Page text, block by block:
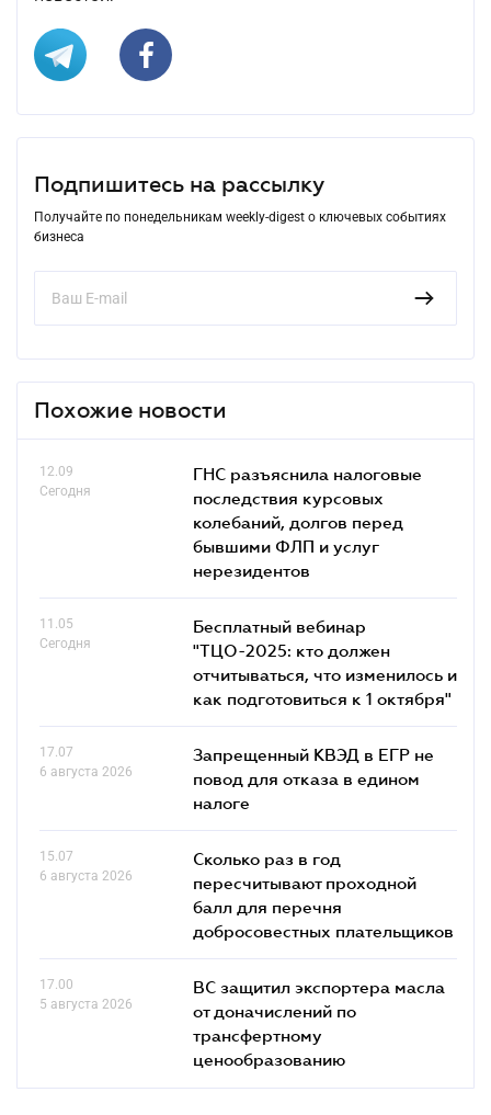
Подпишитесь на рассылку
Получайте по понедельникам weekly-digest о ключевых событиях
бизнеса
Похожие новости
12.09
Сегодня
ГНС разъяснила налоговые
последствия курсовых
колебаний, долгов перед
бывшими ФЛП и услуг
нерезидентов
11.05
Сегодня
Бесплатный вебинар
"ТЦО-2025: кто должен
отчитываться, что изменилось и
как подготовиться к 1 октября"
17.07
6 августа 2026
Запрещенный КВЭД в ЕГР не
повод для отказа в едином
налоге
15.07
6 августа 2026
Сколько раз в год
пересчитывают проходной
балл для перечня
добросовестных плательщиков
17.00
5 августа 2026
ВС защитил экспортера масла
от доначислений по
трансфертному
ценообразованию